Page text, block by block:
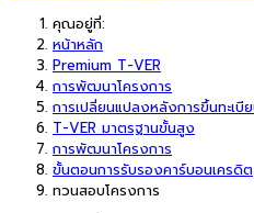
คุณอยู่ที่:
หน้าหลัก
Premium T-VER
การพัฒนาโครงการ
การเปลี่ยนแปลงหลังการขึ้นทะเบี
T-VER มาตรฐานขั้นสูง
การพัฒนาโครงการ
ขั้นตอนการรับรองคาร์บอนเครดิต
ทวนสอบโครงการ